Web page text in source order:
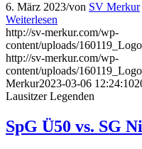
6. März 2023/von SV Merkur
Weiterlesen
http://sv-merkur.com/wp-
content/uploads/
http://sv-merkur.com/wp-
content/uploads/
Merkur2023-03-06 12:24:10
Lausitzer Legenden
SpG Ü50 vs. SG